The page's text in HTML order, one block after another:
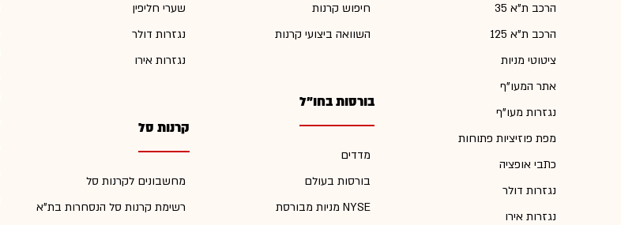
הרכב ת"א 35
הרכב ת"א 125
ציטוטי מניות
אתר המעו"ף
נגזרות מעו"ף
מפת פוזיציות פתוחות
כתבי אופציה
נגזרות דולר
נגזרות אירו
חיפוש קרנות
השוואה ביצועי קרנות
בורסות בחו"ל
מדדים
בורסות בעולם
מניות מבורסת NYSE
שערי חליפין
נגזרות דולר
נגזרות אירו
קרנות סל
מחשבונים לקרנות סל
רשימת קרנות סל הנסחרות בת"א